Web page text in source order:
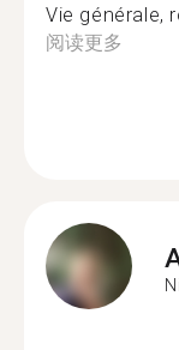
Vie générale,
阅读更多